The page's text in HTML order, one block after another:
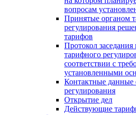
вопросам
Принятые органом
регулирования
тарифов
Протокол
тарифного
соответствии с
установленными
Контактные данные
регулирования
Открытие дел
Действующие